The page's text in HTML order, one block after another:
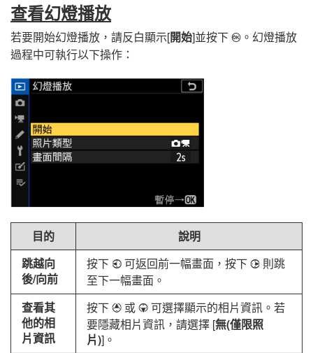
查看幻燈播放
若要開始幻燈播放，請反白顯示[開始]並按下 J 。幻燈播放
過程中可執行以下操作：
目的
說明
跳越向
後/向前
按下 4 可返回前一幅畫面，按下 2 則跳
至下一幅畫面。
查看其
他的相
片資訊
按下 1 或 3 可選擇顯示的相片資訊。若
要隱藏相片資訊，請選擇 [無(僅限照
片)]。